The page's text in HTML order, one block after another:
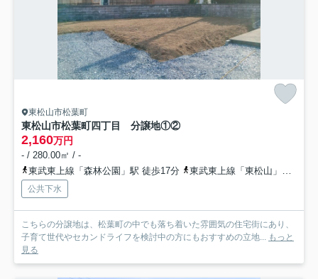
東松山市松葉町
東松山市松葉町四丁目 分譲地①②
2,160万円
- / 280.00㎡ / -
東武東上線「森林公園」駅 徒歩17分
東武東上線「東松山」駅 徒歩23分
公共下水
こちらの分譲地は、松葉町の中でも落ち着いた雰囲気の住宅街にあり、
子育て世代やセカンドライフを検討中の方にもおすすめの立地... もっと
見る